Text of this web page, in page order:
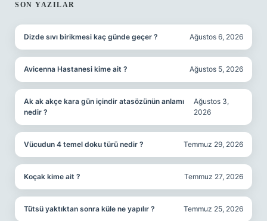
SIDEBAR
SON YAZILAR
Dizde sıvı birikmesi kaç günde geçer ? Ağustos 6, 2026
Avicenna Hastanesi kime ait ? Ağustos 5, 2026
Ak ak akçe kara gün içindir atasözünün anlamı
nedir ?
Ağustos 3,
2026
Vücudun 4 temel doku türü nedir ? Temmuz 29, 2026
Koçak kime ait ? Temmuz 27, 2026
Tütsü yaktıktan sonra küle ne yapılır ? Temmuz 25, 2026